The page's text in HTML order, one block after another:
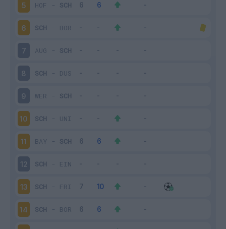
5 HOF - SCH
6 SCH - BOR
7 AUG - SCH
8 SCH - DUS
9 WER - SCH
10 SCH - UNI
11 BAY - SCH
12 SCH - EIN
13 SCH - FRI
14 SCH - BOR